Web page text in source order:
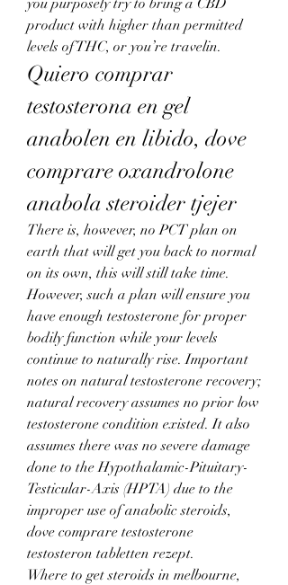
product with higher than permitted
levels of THC, or you’re travelin.
Quiero comprar
testosterona en gel
anabolen en libido, dove
comprare oxandrolone
anabola steroider tjejer
There is, however, no PCT plan on
earth that will get you back to normal
on its own, this will still take time.
However, such a plan will ensure you
have enough testosterone for proper
bodily function while your levels
continue to naturally rise. Important
notes on natural testosterone recovery;
natural recovery assumes no prior low
testosterone condition existed. It also
assumes there was no severe damage
done to the Hypothalamic-Pituitary-
Testicular-Axis (HPTA) due to the
improper use of anabolic steroids,
dove comprare testosterone
testosteron tabletten rezept.
Where to get steroids in melbourne,